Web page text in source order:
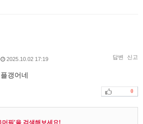
2025.10.02 17:19 답변 신고
갱어네
0
픽'을 검색해보세요!